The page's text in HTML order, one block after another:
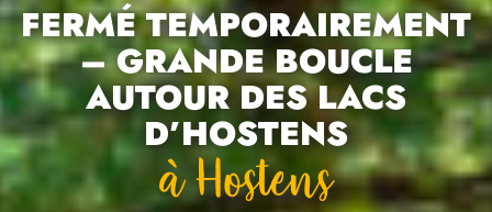
FERMÉ TEMPORAIREMENT
– GRANDE BOUCLE
AUTOUR DES LACS
D’HOSTENS
À Hostens